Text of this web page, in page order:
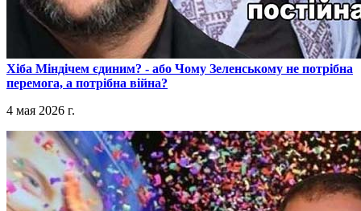
​Хіба Міндічем єдиним? - або Чому Зеленському не потрібна
перемога, а потрібна війна?
4 мая 2026 г.